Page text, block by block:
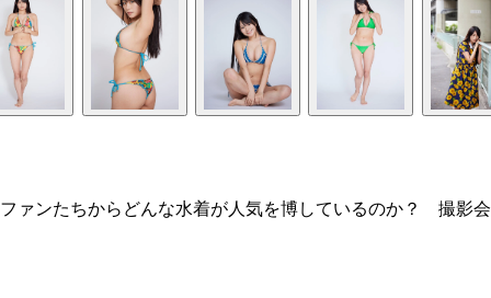
ァンたちからどんな水着が人気を博しているのか？ 撮影会